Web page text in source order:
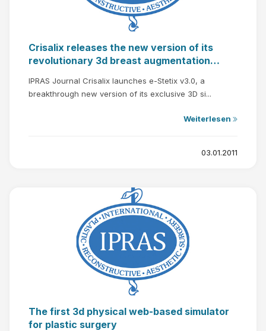
Crisalix releases the new version of its
revolutionary 3d breast augmentation
IPRAS Journal Crisalix launches e-Stetix v3.0, a
breakthrough new version of its exclusive 3D si...
Weiterlesen
03.01.2011
The first 3d physical web-based simulator
for plastic surgery